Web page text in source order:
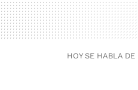
HOY SE HABLA DE